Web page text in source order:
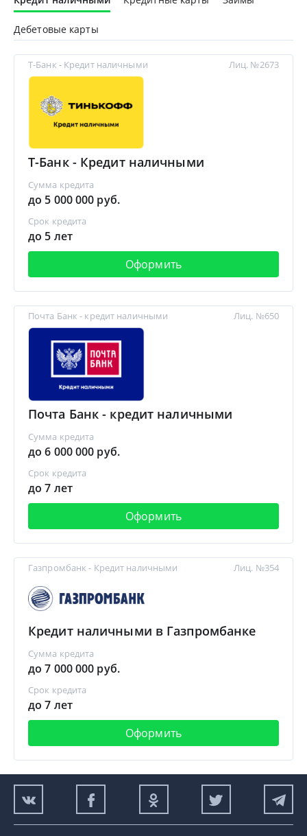
Дебетовые карты
Т-Банк - Кредит наличными
Т-Банк - Кредит наличными
Сумма кредита
до 5 000 000 руб.
Срок кредита
до 5 лет
Оформить
Лиц. №2673
Почта Банк - кредит наличными
Почта Банк - кредит наличными
Сумма кредита
до 6 000 000 руб.
Срок кредита
до 7 лет
Оформить
Лиц. №650
Газпромбанк - Кредит наличными
Кредит наличными в Газпромбанке
Сумма кредита
до 7 000 000 руб.
Срок кредита
до 7 лет
Оформить
Лиц. №354